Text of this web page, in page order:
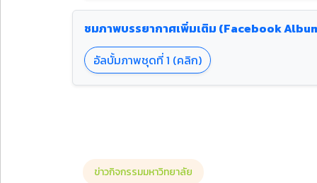
ชมภาพบรรยากาศเพิ่มเติม (Facebook
อัลบั้มภาพชุดที่ 1 (คลิก)
ข่าวกิจกรรมมหาวิทยาลัย